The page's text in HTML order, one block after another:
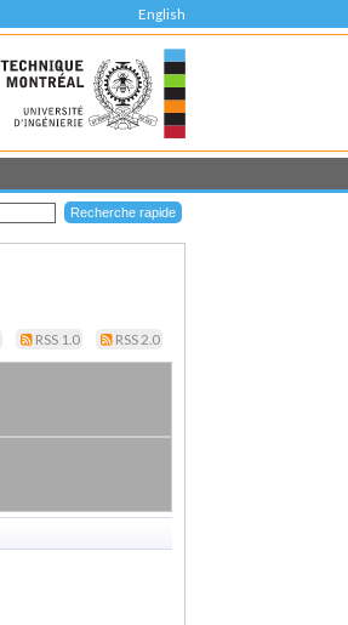
English
RSS 1.0 RSS 2.0